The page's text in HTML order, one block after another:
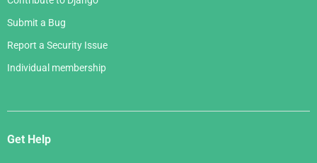
Submit a Bug
Report a Security Issue
Individual membership
Get Help